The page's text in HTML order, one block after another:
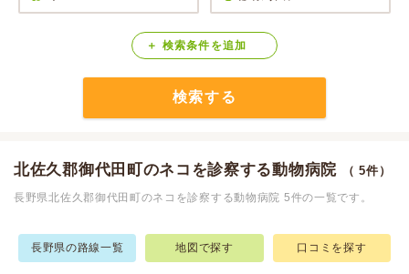
Calooペットとは？ 検索条件 を追加
検索する
北佐久郡御代田町のネコを診察する動物病院 （ 5件）
長野県北佐久郡御代田町のネコを診察する動物病院 5件の一覧です。
長野県の路線一覧 地図で探す 口コミを探す